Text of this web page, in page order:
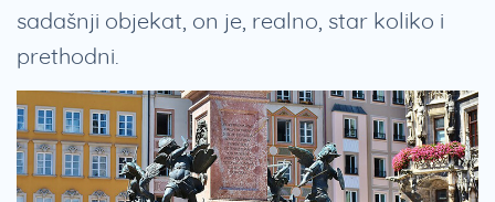
sadašnji objekat, on je, realno, star koliko i
prethodni.